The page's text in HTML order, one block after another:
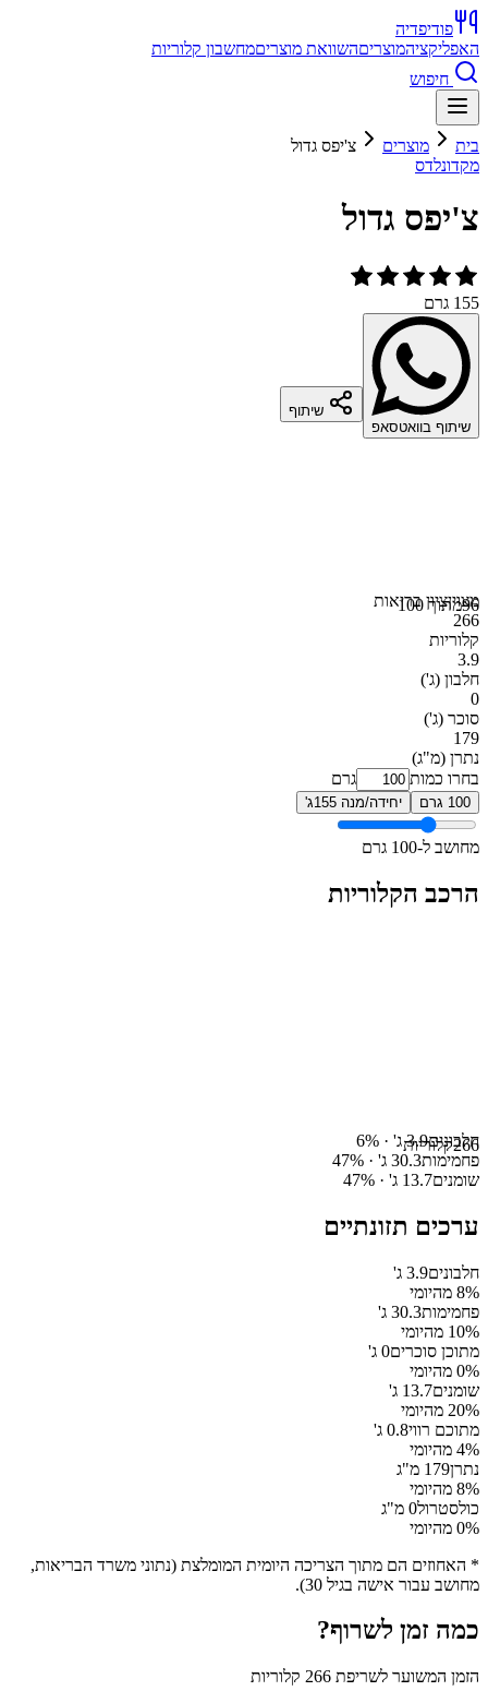
פודיפדיה
האפליקציהמוצריםהשוואת מוצריםמחשבון קלוריות
חיפוש
בית מוצרים
צ'יפס גדול
מקדונלדס
צ'יפס גדול
155 גרם
שיתוף בוואטסאפ
שיתוף
96מתוך 100מצויןציון בריאות
266
קלוריות
3.9
חלבון (ג')
0
סוכר (ג')
179
נתרן (מ"ג)
בחרו כמות
גרם
100 גרם יחידה/מנה 155ג'
מחושב ל-100 גרם
הרכב הקלוריות
266קלוריותחלבונים3.9ג' · 6%
פחמימות30.3 ג' · 47%
שומנים13.7 ג' · 47%
ערכים תזונתיים
חלבונים3.9 ג'
8% מהיומי
פחמימות30.3 ג'
10% מהיומי
מתוכן סוכרים0 ג'
0% מהיומי
שומנים13.7 ג'
20% מהיומי
מתוכם רווי0.8 ג'
4% מהיומי
נתרן179 מ"ג
8% מהיומי
כולסטרול0 מ"ג
0% מהיומי
* האחוזים הם מתוך הצריכה היומית המומלצת (נתוני משרד הבריאות,
מחושב עבור אישה בגיל 30).
כמה זמן לשרוף?
הזמן המשוער לשריפת 266 קלוריות